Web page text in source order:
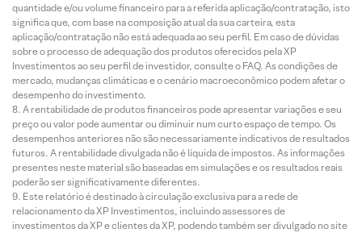
quantidade e/ou volume financeiro para a referida aplicação/contratação, isto
significa que, com base na composição atual da sua carteira, esta
aplicação/contratação não está adequada ao seu perfil. Em caso de dúvidas
sobre o processo de adequação dos produtos oferecidos pela XP
Investimentos ao seu perfil de investidor, consulte o FAQ. As condições de
mercado, mudanças climáticas e o cenário macroeconômico podem afetar o
desempenho do investimento.
A rentabilidade de produtos financeiros pode apresentar variações e seu
preço ou valor pode aumentar ou diminuir num curto espaço de tempo. Os
desempenhos anteriores não são necessariamente indicativos de resultados
futuros. A rentabilidade divulgada não é líquida de impostos. As informações
presentes neste material são baseadas em simulações e os resultados reais
poderão ser significativamente diferentes.
Este relatório é destinado à circulação exclusiva para a rede de
relacionamento da XP Investimentos, incluindo assessores de
investimentos da XP e clientes da XP, podendo também ser divulgado no site